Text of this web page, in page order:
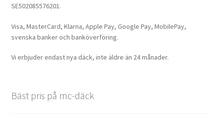
SE502085576201.
Visa, MasterCard, Klarna, Apple Pay, Google Pay, MobilePay,
svenska banker och banköverföring.
Vi erbjuder endast nya däck, inte äldre än 24 månader.
Bäst pris på mc-däck